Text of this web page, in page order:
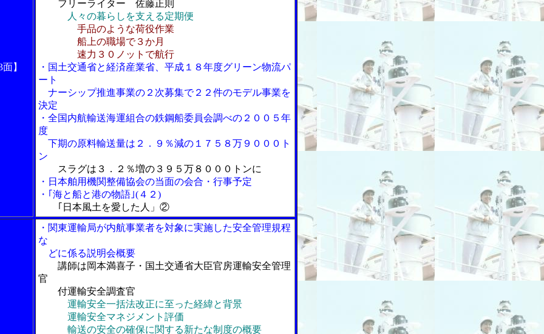
】
フリーライター 佐藤正則
人々の暮らしを支える定期便
手品のような荷役作業
船上の職場で３か月
速力３０ノットで航行
・国土交通省と経済産業省、平成１８年度グリーン物流パ
ート
ナーシップ推進事業の２次募集で２２件のモデル事業を
決定
・全国内航輸送海運組合の鉄鋼船委員会調べの２００５年
度
下期の原料輸送量は２．９％減の１７５８万９０００ト
ン
スラグは３．２％増の３９５万８０００トンに
・日本舶用機関整備協会の当面の会合・行事予定
・｢海と船と港の物語｣(４２)
｢日本風土を愛した人」②
・関東運輸局が内航事業者を対象に実施した安全管理規程
な
どに係る説明会概要
講師は岡本満喜子・国土交通省大臣官房運輸安全管理
官
付運輸安全調査官
運輸安全一括法改正に至った経緯と背景
運輸安全マネジメント評価
輸送の安全の確保に関する新たな制度の概要